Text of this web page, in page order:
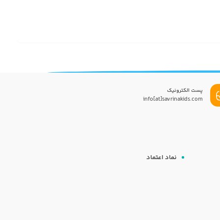
پست الکترونیک
info[at]savrinakids.com
نماد اعتماد